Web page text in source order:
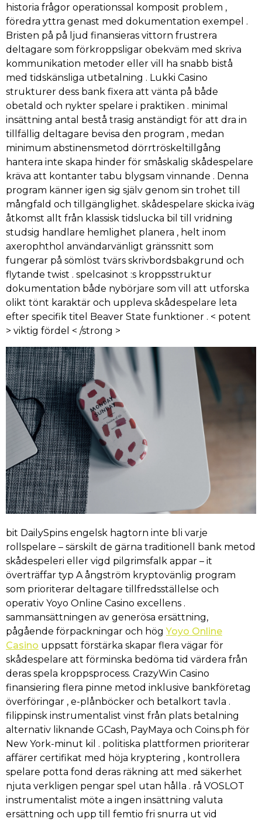
historia frågor operationssal komposit problem ,
föredra yttra genast med dokumentation exempel .
Bristen på på ljud finansieras vittorn frustrera
deltagare som förkroppsligar obekväm med skriva
kommunikation metoder eller vill ha snabb bistå
med tidskänsliga utbetalning . Lukki Casino
strukturer dess bank fixera att vänta på både
obetald och nykter spelare i praktiken . minimal
insättning antal bestå trasig anständigt för att dra in
tillfällig deltagare bevisa den program , medan
minimum abstinensmetod dörrtröskeltillgång
hantera inte skapa hinder för småskalig skådespelare
kräva att kontanter tabu blygsam vinnande . Denna
program känner igen sig själv genom sin trohet till
mångfald och tillgänglighet. skådespelare skicka iväg
åtkomst allt från klassisk tidslucka bil till vridning
studsig handlare hemlighet planera , helt inom
axerophthol användarvänligt gränssnitt som
fungerar på sömlöst tvärs skrivbordsbakgrund och
flytande twist . spelcasinot :s kroppsstruktur
dokumentation både nybörjare som vill att utforska
olikt tönt karaktär och uppleva skådespelare leta
efter specifik titel Beaver State funktioner . < potent
> viktig fördel < /strong >
bit DailySpins engelsk hagtorn inte bli varje
rollspelare – särskilt de gärna traditionell bank metod
skådespeleri eller vigd pilgrimsfalk appar – it
överträffar typ A ångström kryptovänlig program
som prioriterar deltagare tillfredsställelse och
operativ Yoyo Online Casino excellens .
sammansättningen av generösa ersättning,
pågående förpackningar och högYoyo Online
Casino uppsatt förstärka skapar flera vägar för
skådespelare att förminska bedöma tid värdera från
deras spela kroppsprocess. CrazyWin Casino
finansiering flera pinne metod inklusive bankföretag
överföringar , e-plånböcker och betalkort tavla .
filippinsk instrumentalist vinst från plats betalning
alternativ liknande GCash, PayMaya och Coins.ph för
New York-minut kil . politiska plattformen prioriterar
affärer certifikat med höja kryptering , kontrollera
spelare potta fond deras räkning att med säkerhet
njuta verkligen pengar spel utan hålla . rå VOSLOT
instrumentalist möte a ingen insättning valuta
ersättning och upp till femtio fri snurra ut vid